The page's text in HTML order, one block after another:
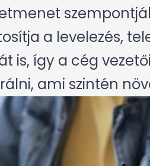
a levelezés,
is, így a cég
ami szintén